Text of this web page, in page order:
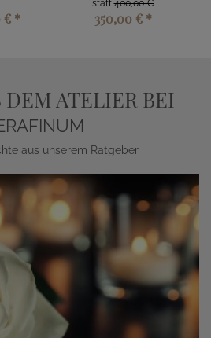
€ *
statt400,00 €
350,00 € *
DEM ATELIER BEI
aus unserem Ratgeber